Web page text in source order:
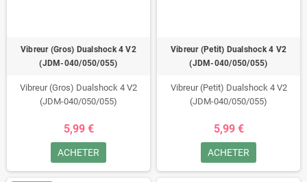
Vibreur (Gros) Dualshock 4 V2
(JDM-040/050/055)
Vibreur (Gros) Dualshock 4 V2
(JDM-040/050/055)
5,99 €
ACHETER
Vibreur (Petit) Dualshock 4 V2
(JDM-040/050/055)
Vibreur (Petit) Dualshock 4 V2
(JDM-040/050/055)
5,99 €
ACHETER